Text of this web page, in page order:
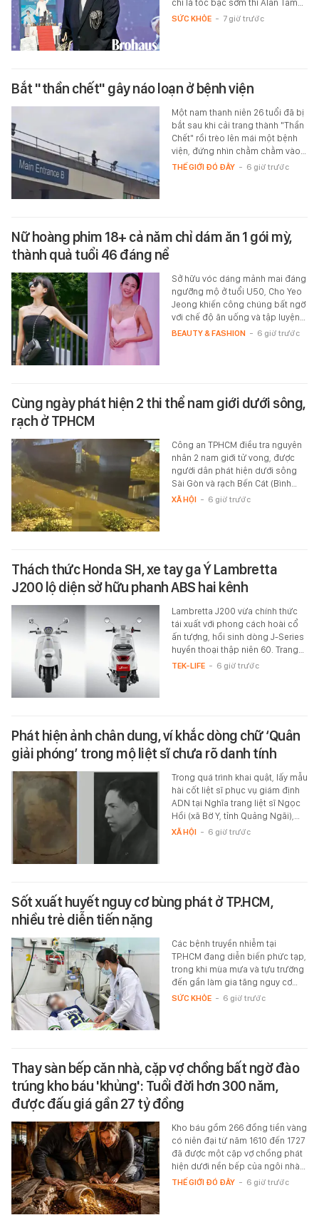
chí là tóc bạc sớm thì Alan Tam…
SỨC KHỎE - 7 giờ trước
Bắt "thần chết" gây náo loạn ở bệnh viện
Một nam thanh niên 26 tuổi đã bị
bắt sau khi cải trang thành "Thần
Chết" rồi trèo lên mái một bệnh
viện, đứng nhìn chằm chằm vào…
THẾ GIỚI ĐÓ ĐÂY - 6 giờ trước
Nữ hoàng phim 18+ cả năm chỉ dám ăn 1 gói mỳ,
thành quả tuổi 46 đáng nể
Sở hữu vóc dáng mảnh mai đáng
ngưỡng mộ ở tuổi U50, Cho Yeo
Jeong khiến công chúng bất ngờ
với chế độ ăn uống và tập luyện…
BEAUTY & FASHION - 6 giờ trước
Cùng ngày phát hiện 2 thi thể nam giới dưới sông,
rạch ở TPHCM
Công an TPHCM điều tra nguyên
nhân 2 nam giới tử vong, được
người dân phát hiện dưới sông
Sài Gòn và rạch Bến Cát (Bình…
XÃ HỘI - 6 giờ trước
Thách thức Honda SH, xe tay ga Ý Lambretta
J200 lộ diện sở hữu phanh ABS hai kênh
Lambretta J200 vừa chính thức
tái xuất với phong cách hoài cổ
ấn tượng, hồi sinh dòng J-Series
huyền thoại thập niên 60. Trang…
TEK-LIFE - 6 giờ trước
Phát hiện ảnh chân dung, ví khắc dòng chữ ‘Quân
giải phóng’ trong mộ liệt sĩ chưa rõ danh tính
Trong quá trình khai quật, lấy mẫu
hài cốt liệt sĩ phục vụ giám định
ADN tại Nghĩa trang liệt sĩ Ngọc
Hồi (xã Bờ Y, tỉnh Quảng Ngãi),…
XÃ HỘI - 6 giờ trước
Sốt xuất huyết nguy cơ bùng phát ở TP.HCM,
nhiều trẻ diễn tiến nặng
Các bệnh truyền nhiễm tại
TP.HCM đang diễn biến phức tạp,
trong khi mùa mưa và tựu trường
đến gần làm gia tăng nguy cơ…
SỨC KHỎE - 6 giờ trước
Thay sàn bếp căn nhà, cặp vợ chồng bất ngờ đào
trúng kho báu 'khủng': Tuổi đời hơn 300 năm,
được đấu giá gần 27 tỷ đồng
Kho báu gồm 266 đồng tiền vàng
có niên đại từ năm 1610 đến 1727
đã được một cặp vợ chồng phát
hiện dưới nền bếp của ngôi nhà…
THẾ GIỚI ĐÓ ĐÂY - 6 giờ trước